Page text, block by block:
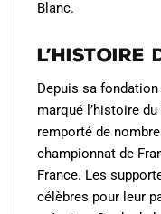
Blanc.
L’Histoire
Depuis sa fondation
marqué l’histoire
remporté de
championnat de
France. Les
célèbres pour leur